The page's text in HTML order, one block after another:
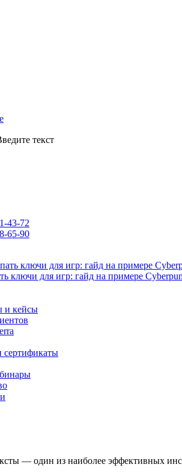
текст
43-72
65-90
ключи для игр: гайд на примере
и кейсы
— один из наиболее эффективных